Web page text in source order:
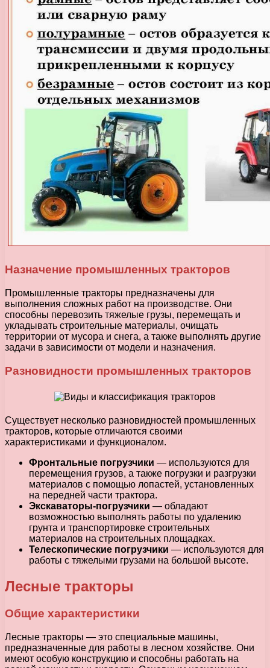
Назначение промышленных тракторов
Промышленные тракторы предназначены для
выполнения сложных работ на производстве. Они
способны перевозить тяжелые грузы, перемещать и
укладывать строительные материалы, очищать
территории от мусора и снега, а также выполнять другие
задачи в зависимости от модели и назначения.
Разновидности промышленных тракторов
Существует несколько разновидностей промышленных
тракторов, которые отличаются своими
характеристиками и функционалом.
Фронтальные погрузчики — используются для
перемещения грузов, а также погрузки и разгрузки
материалов с помощью лопастей, установленных
на передней части трактора.
Экскаваторы-погрузчики — обладают
возможностью выполнять работы по удалению
грунта и транспортировке строительных
материалов на строительных площадках.
Телескопические погрузчики — используются для
работы с тяжелыми грузами на большой высоте.
Лесные тракторы
Общие характеристики
Лесные тракторы — это специальные машины,
предназначенные для работы в лесном хозяйстве. Они
имеют особую конструкцию и способны работать на